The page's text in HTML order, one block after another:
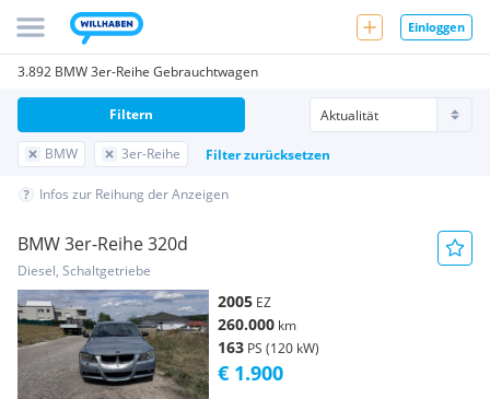
Einloggen
3.892 BMW 3er-Reihe Gebrauchtwagen
BMW 3er-Reihe Filter zurücksetzen
Filtern
Infos zur Reihung der Anzeigen
BMW 3er-Reihe 320d
Diesel, Schaltgetriebe
2005 EZ
260.000 km
163 PS (120 kW)
€ 1.900